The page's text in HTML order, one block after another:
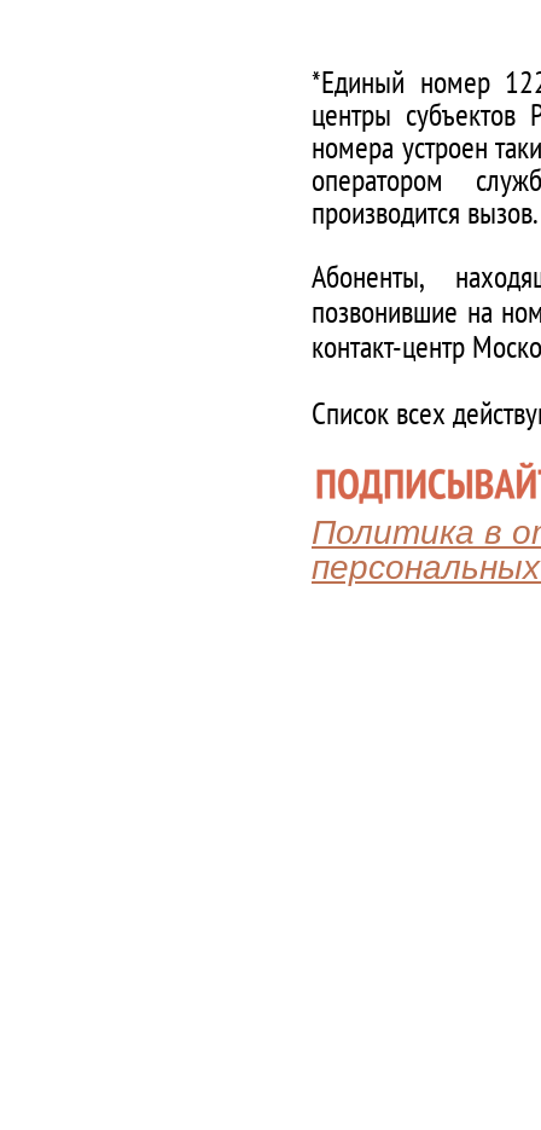
*Единый номер
центры субъектов
номера устроен
оператором
производится вызов.
Абоненты,
позвонившие на
контакт-центр
Список всех
Политика в